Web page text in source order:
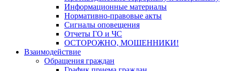
Информационные материалы
Нормативно-правовые акты
Сигналы оповещения
Отчеты ГО и ЧС
ОСТОРОЖНО, МОШЕННИКИ!
Взаимодействие
Обращения граждан